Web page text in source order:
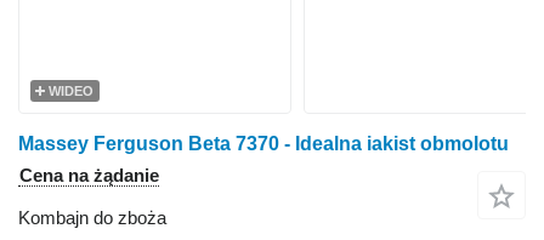
WIDEO
Massey Ferguson Beta 7370 - Idealna iakist obmolotu
Cena na żądanie
Kombajn do zboża